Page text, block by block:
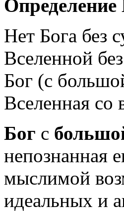
Определение
Нет Бога без
Вселенной
Бог (с
Вселенная со
Бог с
непознанная
мыслимой
идеальных и